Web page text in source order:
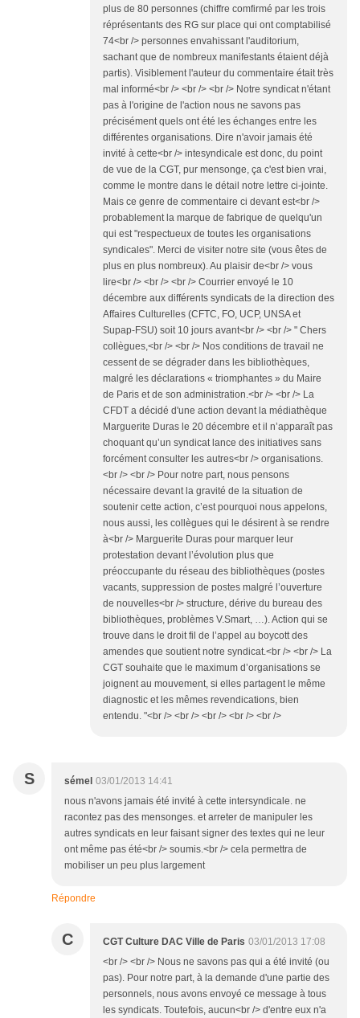
plus de 80 personnes (chiffre comfirmé par les trois
réprésentants des RG sur place qui ont comptabilisé
74<br /> personnes envahissant l'auditorium,
sachant que de nombreux manifestants étaient déjà
partis). Visiblement l'auteur du commentaire était très
mal informé<br /> <br /> <br /> Notre syndicat n'étant
pas à l'origine de l'action nous ne savons pas
précisément quels ont été les échanges entre les
différentes organisations. Dire n'avoir jamais été
invité à cette<br /> intesyndicale est donc, du point
de vue de la CGT, pur mensonge, ça c'est bien vrai,
comme le montre dans le détail notre lettre ci-jointe.
Mais ce genre de commentaire ci devant est<br />
probablement la marque de fabrique de quelqu'un
qui est "respectueux de toutes les organisations
syndicales". Merci de visiter notre site (vous êtes de
plus en plus nombreux). Au plaisir de<br /> vous
lire<br /> <br /> <br /> Courrier envoyé le 10
décembre aux différents syndicats de la direction des
Affaires Culturelles (CFTC, FO, UCP, UNSA et
Supap-FSU) soit 10 jours avant<br /> <br /> " Chers
collègues,<br /> <br /> Nos conditions de travail ne
cessent de se dégrader dans les bibliothèques,
malgré les déclarations « triomphantes » du Maire
de Paris et de son administration.<br /> <br /> La
CFDT a décidé d'une action devant la médiathèque
Marguerite Duras le 20 décembre et il n’apparaît pas
choquant qu’un syndicat lance des initiatives sans
forcément consulter les autres<br /> organisations.
<br /> <br /> Pour notre part, nous pensons
nécessaire devant la gravité de la situation de
soutenir cette action, c’est pourquoi nous appelons,
nous aussi, les collègues qui le désirent à se rendre
à<br /> Marguerite Duras pour marquer leur
protestation devant l’évolution plus que
préoccupante du réseau des bibliothèques (postes
vacants, suppression de postes malgré l’ouverture
de nouvelles<br /> structure, dérive du bureau des
bibliothèques, problèmes V.Smart, …). Action qui se
trouve dans le droit fil de l’appel au boycott des
amendes que soutient notre syndicat.<br /> <br /> La
CGT souhaite que le maximum d’organisations se
joignent au mouvement, si elles partagent le même
diagnostic et les mêmes revendications, bien
entendu. "<br /> <br /> <br /> <br /> <br />
S sémel 03/01/2013 14:41
nous n'avons jamais été invité à cette intersyndicale. ne
racontez pas des mensonges. et arreter de manipuler les
autres syndicats en leur faisant signer des textes qui ne leur
ont même pas été<br /> soumis.<br /> cela permettra de
mobiliser un peu plus largement
Répondre
C CGT Culture DAC Ville de Paris 03/01/2013 17:08
<br /> <br /> Nous ne savons pas qui a été invité (ou
pas). Pour notre part, à la demande d'une partie des
personnels, nous avons envoyé ce message à tous
les syndicats. Toutefois, aucun<br /> d'entre eux n'a